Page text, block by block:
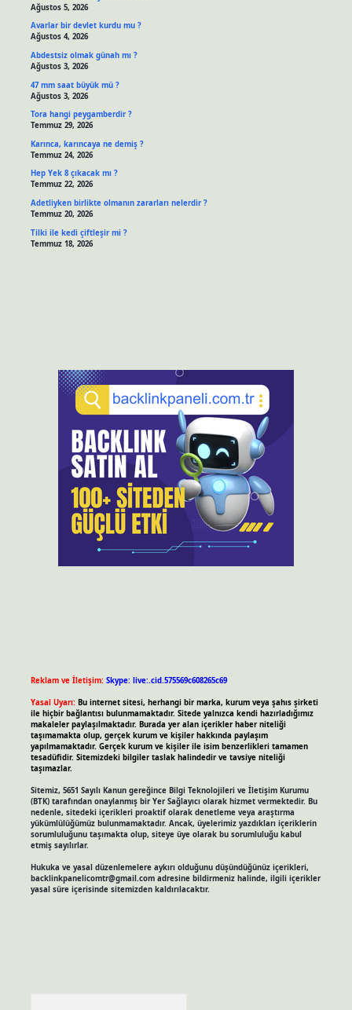
Ağustos 5, 2026
Avarlar bir devlet kurdu mu ?
Ağustos 4, 2026
Abdestsiz olmak günah mı ?
Ağustos 3, 2026
47 mm saat büyük mü ?
Ağustos 3, 2026
Tora hangi peygamberdir ?
Temmuz 29, 2026
Karınca, karıncaya ne demiş ?
Temmuz 24, 2026
Hep Yek 8 çıkacak mı ?
Temmuz 22, 2026
Adetliyken birlikte olmanın zararları nelerdir ?
Temmuz 20, 2026
Tilki ile kedi çiftleşir mi ?
Temmuz 18, 2026
Reklam ve İletişim: Skype: live:.cid.575569c608265c69
Yasal Uyarı: Bu internet sitesi, herhangi bir marka, kurum veya şahıs şirketi
ile hiçbir bağlantısı bulunmamaktadır. Sitede yalnızca kendi hazırladığımız
makaleler paylaşılmaktadır. Burada yer alan içerikler haber niteliği
taşımamakta olup, gerçek kurum ve kişiler hakkında paylaşım
yapılmamaktadır. Gerçek kurum ve kişiler ile isim benzerlikleri tamamen
tesadüfidir. Sitemizdeki bilgiler taslak halindedir ve tavsiye niteliği
taşımazlar.
Sitemiz, 5651 Sayılı Kanun gereğince Bilgi Teknolojileri ve İletişim Kurumu
(BTK) tarafından onaylanmış bir Yer Sağlayıcı olarak hizmet vermektedir. Bu
nedenle, sitedeki içerikleri proaktif olarak denetleme veya araştırma
yükümlülüğümüz bulunmamaktadır. Ancak, üyelerimiz yazdıkları içeriklerin
sorumluluğunu taşımakta olup, siteye üye olarak bu sorumluluğu kabul
etmiş sayılırlar.
Hukuka ve yasal düzenlemelere aykırı olduğunu düşündüğünüz içerikleri,
backlinkpanelicomtr@gmail.comadresine bildirmeniz halinde, ilgili içerikler
yasal süre içerisinde sitemizden kaldırılacaktır.